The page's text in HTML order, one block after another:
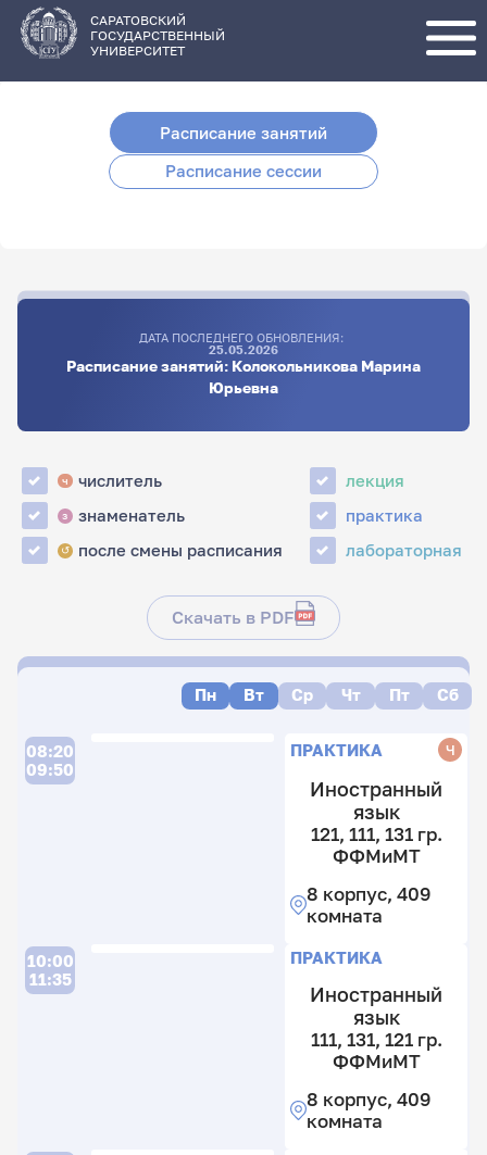
основному
содержанию
САРАТОВСКИЙ
ГОСУДАРСТВЕННЫЙ
УНИВЕРСИТЕТ
Расписание занятий
Расписание сессии
ДАТА ПОСЛЕДНЕГО ОБНОВЛЕНИЯ:
25.05.2026
Расписание занятий: Колокольникова Марина
Юрьевна
ч числитель
з знаменатель
↺ после смены расписания
лекция
практика
лабораторная
Скачать в PDF
Пн Вт Ср Чт Пт Сб
08:20
09:50
ПРАКТИКА Ч
Иностранный
язык
121, 111, 131 гр.
ФФМиМТ
8 корпус, 409
комната
10:00
11:35
ПРАКТИКА
Иностранный
язык
111, 131, 121 гр.
ФФМиМТ
8 корпус, 409
комната